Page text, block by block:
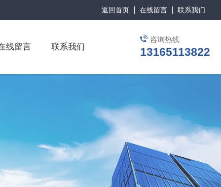
返回首页 在线留言 联系我们
咨询热线
13165113822
线留言 联系我们